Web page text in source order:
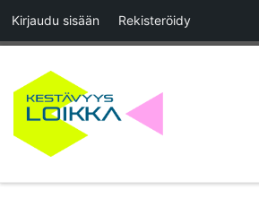
Kirjaudu sisään Rekisteröidy
Skip to content